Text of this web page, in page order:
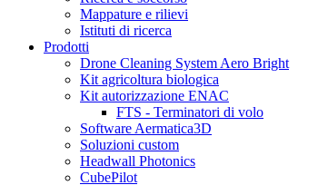
Mappature e rilievi
Istituti di ricerca
Prodotti
Drone Cleaning System Aero Bright
Kit agricoltura biologica
Kit autorizzazione ENAC
FTS - Terminatori di volo
Software Aermatica3D
Soluzioni custom
Headwall Photonics
CubePilot